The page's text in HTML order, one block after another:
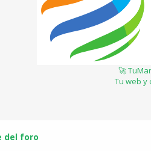
🚀
Tu web y
del foro